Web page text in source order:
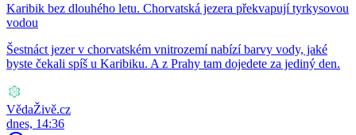
Karibik bez dlouhého letu. Chorvatská jezera překvapují tyrkysovou
vodou
Šestnáct jezer v chorvatském vnitrozemí nabízí barvy vody, jaké
byste čekali spíš u Karibiku. A z Prahy tam dojedete za jediný den.
VědaŽivě.cz
dnes, 14:36